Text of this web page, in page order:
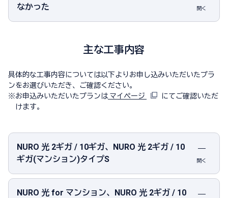
なかった
開く
主な工事内容
具体的な工事内容については以下よりお申し込みいただいたプラ
ンをお選びいただき、ご確認ください。
※お申込みいただいたプランは マイページ
にてご確認いただ
けます。
NURO 光 2ギガ / 10ギガ、NURO 光 2ギガ / 10
ギガ(マンション)タイプS
開く
NURO 光 for マンション、NURO 光 2ギガ / 10